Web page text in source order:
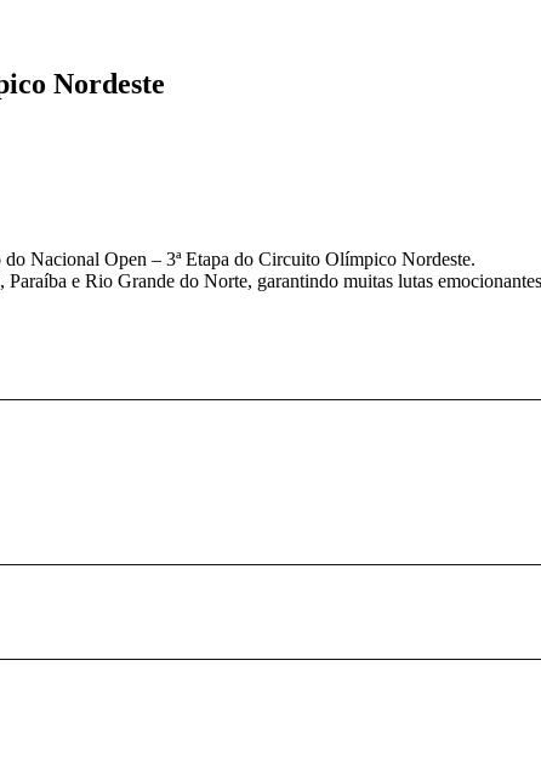
Nordeste
Nacional Open – 3ª Etapa do Circuito Olímpico Nordeste.
e Rio Grande do Norte, garantindo muitas lutas